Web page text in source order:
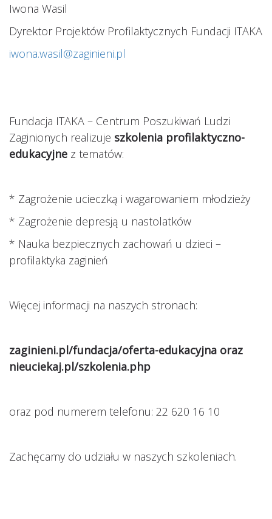
Iwona Wasil
Dyrektor Projektów Profilaktycznych Fundacji ITAKA
iwona.wasil@zaginieni.pl
Fundacja ITAKA – Centrum Poszukiwań Ludzi
Zaginionych realizuje szkolenia profilaktyczno-
edukacyjne z tematów:
* Zagrożenie ucieczką i wagarowaniem młodzieży
* Zagrożenie depresją u nastolatków
* Nauka bezpiecznych zachowań u dzieci –
profilaktyka zaginień
Więcej informacji na naszych stronach:
zaginieni.pl/fundacja/oferta-edukacyjna oraz
nieuciekaj.pl/szkolenia.php
oraz pod numerem telefonu: 22 620 16 10
Zachęcamy do udziału w naszych szkoleniach.